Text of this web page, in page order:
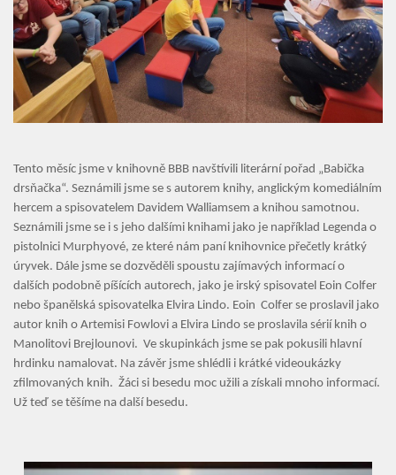
Úvod
Organizace školního roku
Úřední deska
Naše škola
Základní škola
ZŠ speciální
Vyhledávání na webu
Tento měsíc jsme v knihovně BBB navštívili literární pořad „Babička
drsňačka“. Seznámili jsme se s autorem knihy, anglickým komediálním
hercem a spisovatelem Davidem Walliamsem a knihou samotnou.
Seznámili jsme se i s jeho dalšími knihami jako je například Legenda o
pistolnici Murphyové, ze které nám paní knihovnice přečetly krátký
úryvek. Dále jsme se dozvěděli spoustu zajímavých informací o
dalších podobně píšících autorech, jako je irský spisovatel Eoin Colfer
nebo španělská spisovatelka Elvira Lindo. Eoin Colfer se proslavil jako
autor knih o Artemisi Fowlovi a Elvira Lindo se proslavila sérií knih o
Manolitovi Brejlounovi. Ve skupinkách jsme se pak pokusili hlavní
hrdinku namalovat. Na závěr jsme shlédli i krátké videoukázky
zfilmovaných knih. Žáci si besedu moc užili a získali mnoho informací.
Už teď se těšíme na další besedu.